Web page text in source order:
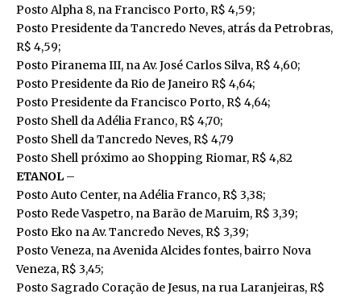
Posto Alpha 8, na Francisco Porto, R$ 4,59;
Posto Presidente da Tancredo Neves, atrás da Petrobras,
R$ 4,59;
Posto Piranema III, na Av. José Carlos Silva, R$ 4,60;
Posto Presidente da Rio de Janeiro R$ 4,64;
Posto Presidente da Francisco Porto, R$ 4,64;
Posto Shell da Adélia Franco, R$ 4,70;
Posto Shell da Tancredo Neves, R$ 4,79
Posto Shell próximo ao Shopping Riomar, R$ 4,82
ETANOL –
Posto Auto Center, na Adélia Franco, R$ 3,38;
Posto Rede Vaspetro, na Barão de Maruim, R$ 3,39;
Posto Eko na Av. Tancredo Neves, R$ 3,39;
Posto Veneza, na Avenida Alcides fontes, bairro Nova
Veneza, R$ 3,45;
Posto Sagrado Coração de Jesus, na rua Laranjeiras, R$